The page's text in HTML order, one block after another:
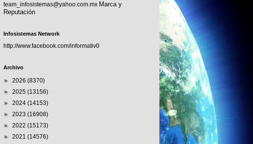
team_infosistemas@yahoo.com.mx Marca y
Reputación
Infosistemas Network
http://www.facebook.com/informativ0
Archivo
► 2026 (8370)
► 2025 (13156)
► 2024 (14153)
► 2023 (16908)
► 2022 (15173)
► 2021 (14576)